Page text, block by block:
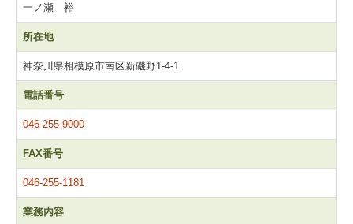
一ノ瀬 裕
所在地
神奈川県相模原市南区新磯野1-4-1
電話番号
046-255-9000
FAX番号
046-255-1181
業務内容